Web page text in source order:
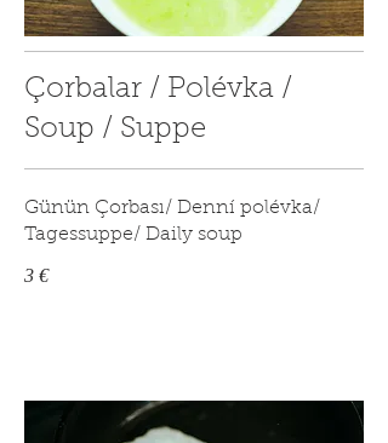
Çorbalar / Polévka /
Soup / Suppe
Günün Çorbası/ Denní polévka/
Tagessuppe/ Daily soup
3 €